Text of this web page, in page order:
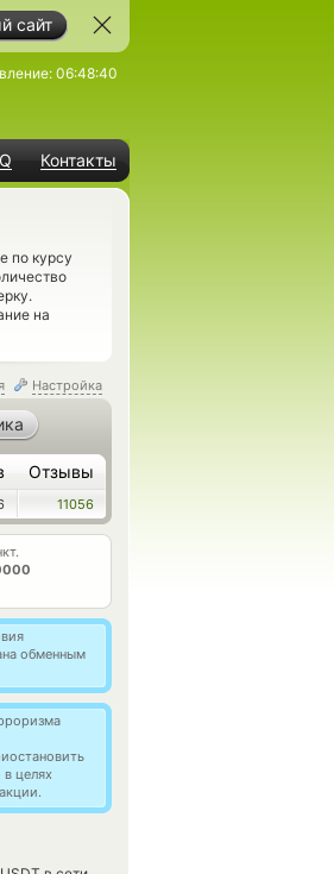
сайт
Контакты
06:48:40
по курсу
на
Настройка
Отзывы
11056
обменным
целях